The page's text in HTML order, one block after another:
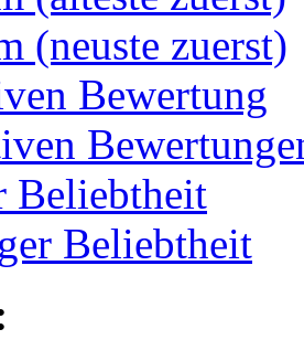
(neuste zuerst)
Bewertung
Beliebtheit
Beliebtheit